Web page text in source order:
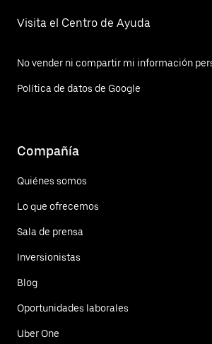
Visita el Centro de Ayuda
No vender ni compartir mi información
Política de datos de Google
Compañía
Quiénes somos
Lo que ofrecemos
Sala de prensa
Inversionistas
Blog
Oportunidades laborales
Uber One